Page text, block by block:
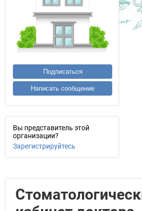
Подписаться
Написать сообщение
Вы представитель этой
организации?
Зарегистрируйтесь